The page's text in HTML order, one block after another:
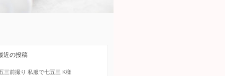
近の投稿
三前撮り 私服で七五三 K様